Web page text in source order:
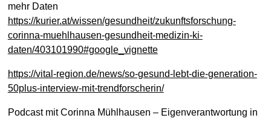
mehr Daten
https://kurier.at/wissen/gesundheit/zukunftsforschung-
corinna-muehlhausen-gesundheit-medizin-ki-
daten/403101990#google_vignette
https://vital-region.de/news/so-gesund-lebt-die-generation-
50plus-interview-mit-trendforscherin/
Podcast mit Corinna Mühlhausen – Eigenverantwortung in